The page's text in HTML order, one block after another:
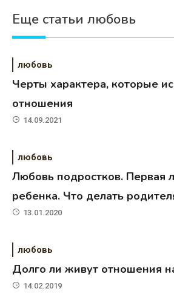
Еще статьи любовь
любовь
Черты характера, которые
отношения
14.09.2021
любовь
Любовь подростков. Первая
ребенка. Что делать
13.01.2020
любовь
Долго ли живут отношения
14.02.2019